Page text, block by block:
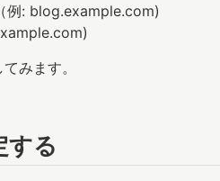
例: blog.example.com)
みます。
する